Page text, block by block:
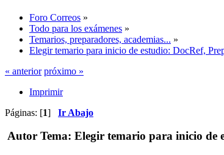
Foro Correos »
Todo para los exámenes »
Temarios, preparadores, academias... »
Elegir temario para inicio de estudio: DocRef,
« anterior próximo »
Imprimir
Páginas: [1] Ir Abajo
Autor Tema: Elegir temario para inicio de